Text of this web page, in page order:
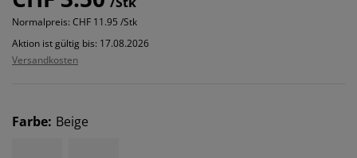
Normalpreis: CHF 11.95 /Stk
Aktion ist gültig bis: 17.08.2026
Versandkosten
Farbe: Beige